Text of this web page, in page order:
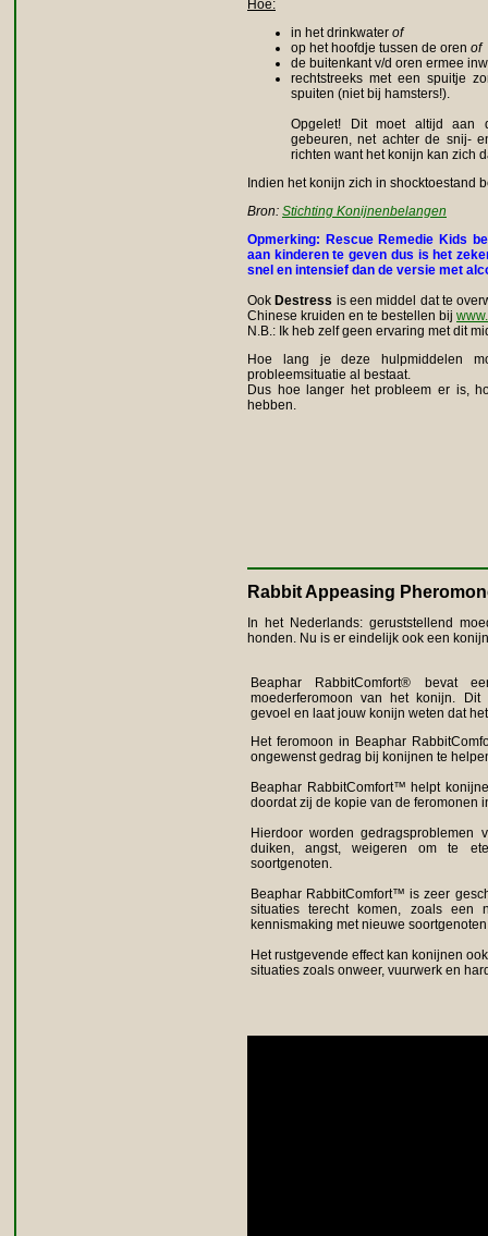
Hoe:
in het drinkwater of
op het hoofdje tussen de oren of
de buitenkant v/d oren ermee
rechtstreeks met een spuitje
spuiten (niet bij hamsters!).
Opgelet! Dit moet altijd aan
gebeuren, net achter de snij-
richten want het konijn kan zich
Indien het konijn zich in shocktoestand
Bron: Stichting Konijnenbelangen
Opmerking: Rescue Remedie Kids
aan kinderen te geven dus is het
snel en intensief dan de versie met
Ook Destress is een middel dat te
Chinese kruiden en te bestellen bij
N.B.: Ik heb zelf geen ervaring met dit
Hoe lang je deze hulpmiddelen
probleemsituatie al bestaat.
Dus hoe langer het probleem er is,
hebben.
Rabbit Appeasing
In het Nederlands: geruststellend
honden. Nu is er eindelijk ook een
Beaphar RabbitComfort® bevat
moederferomoon van het konijn. Dit
gevoel en laat jouw konijn weten dat
Het feromoon in Beaphar
ongewenst gedrag bij konijnen te
Beaphar RabbitComfort™ helpt
doordat zij de kopie van de feromonen
Hierdoor worden gedragsproblemen
duiken, angst, weigeren om te
soortgenoten.
Beaphar RabbitComfort™ is zeer
situaties terecht komen, zoals een
kennismaking met nieuwe
Het rustgevende effect kan konijnen
situaties zoals onweer, vuurwerk en